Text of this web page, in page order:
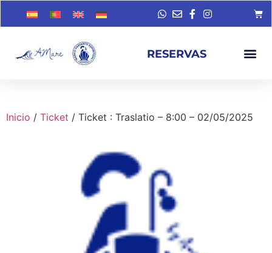
RESERVAS
Inicio / Ticket / Ticket : Traslatio – 8:00 – 02/05/2025